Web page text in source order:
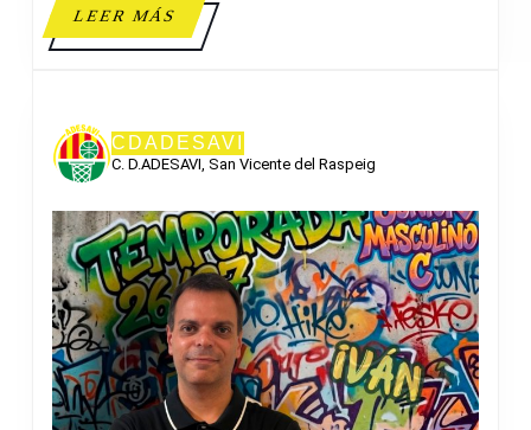
LEER MÁSLEER
MÁS
CDADESAVI
C. D.ADESAVI, San Vicente del Raspeig